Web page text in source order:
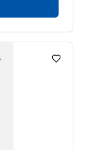
Lägg till